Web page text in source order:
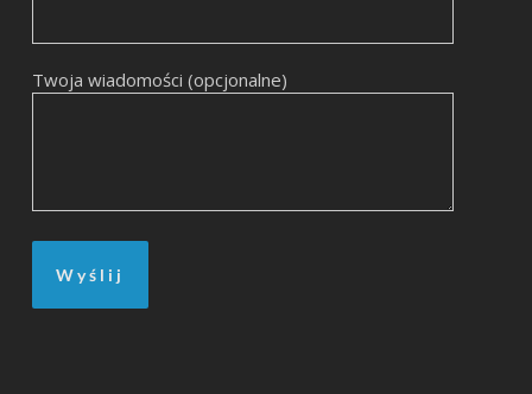
Twoja wiadomości (opcjonalne)